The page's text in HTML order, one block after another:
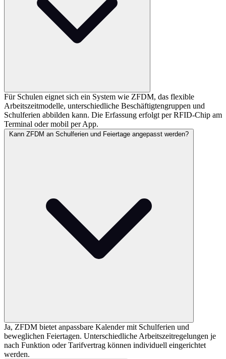
Für Schulen eignet sich ein System wie ZFDM, das flexible
Arbeitszeitmodelle, unterschiedliche Beschäftigtengruppen und
Schulferien abbilden kann. Die Erfassung erfolgt per RFID-Chip am
Terminal oder mobil per App.
Kann ZFDM an Schulferien und Feiertage angepasst werden?
Ja, ZFDM bietet anpassbare Kalender mit Schulferien und
beweglichen Feiertagen. Unterschiedliche Arbeitszeitregelungen je
nach Funktion oder Tarifvertrag können individuell eingerichtet
werden.